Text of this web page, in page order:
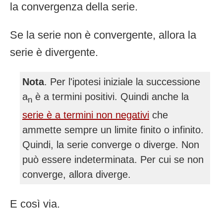
la convergenza della serie.
Se la serie non è convergente, allora la
serie è divergente.
Nota. Per l'ipotesi iniziale la successione
an è a termini positivi. Quindi anche la
serie è a termini non negativi che
ammette sempre un limite finito o infinito.
Quindi, la serie converge o diverge. Non
può essere indeterminata. Per cui se non
converge, allora diverge.
E così via.